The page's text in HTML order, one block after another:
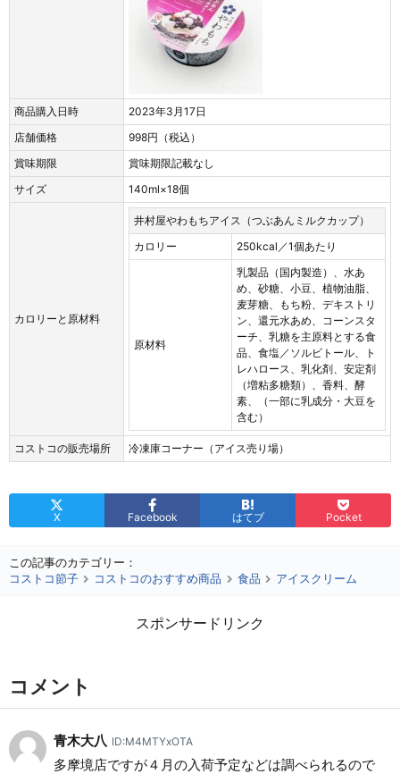
商品購入日時
2023年3月17日
店舗価格
998円（税込）
賞味期限
賞味期限記載なし
サイズ
140ml×18個
カロリーと原材料
井村屋やわもちアイス（つぶあんミルクカップ）
カロリー
250kcal／1個あたり
原材料
乳製品（国内製造）、水あ
め、砂糖、小豆、植物油脂、
麦芽糖、もち粉、デキストリ
ン、還元水あめ、コーンスタ
ーチ、乳糖を主原料とする食
品、食塩／ソルビトール、ト
レハロース、乳化剤、安定剤
（増粘多糖類）、香料、酵
素、（一部に乳成分・大豆を
含む）
コストコの販売場所 冷凍庫コーナー（アイス売り場）
X Facebook はてブ Pocket
この記事のカテゴリー：
コストコ節子
コストコのおすすめ商品 食品 アイスクリーム
スポンサードリンク
コメント
青木大八 ID:M4MTYxOTA
多摩境店ですが４月の入荷予定などは調べられるので